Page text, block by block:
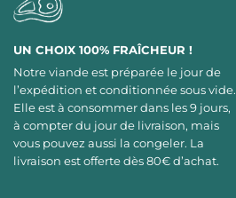
UN CHOIX 100% FRAÎCHEUR !
Notre viande est préparée le jour de
l’expédition et conditionnée sous vide.
Elle est à consommer dans les 9 jours,
à compter du jour de livraison, mais
vous pouvez aussi la congeler. La
livraison est offerte dès 80€ d’achat.